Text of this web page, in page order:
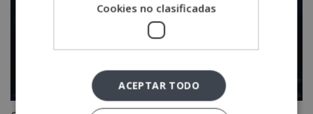
Cookies no clasificadas
ACEPTAR TODO